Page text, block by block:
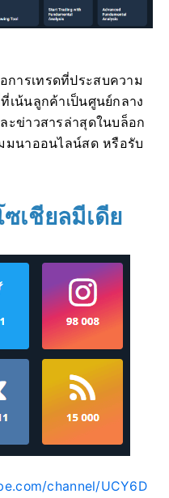
ารเทรดที่ประสบความ
เน้นลูกค้าเป็นศูนย์กลาง
ะข่าวสารล่าสุดในบล็อก
มนาออนไลน์สด หรือรับ
เชียลมีเดีย
channel/UCY6D